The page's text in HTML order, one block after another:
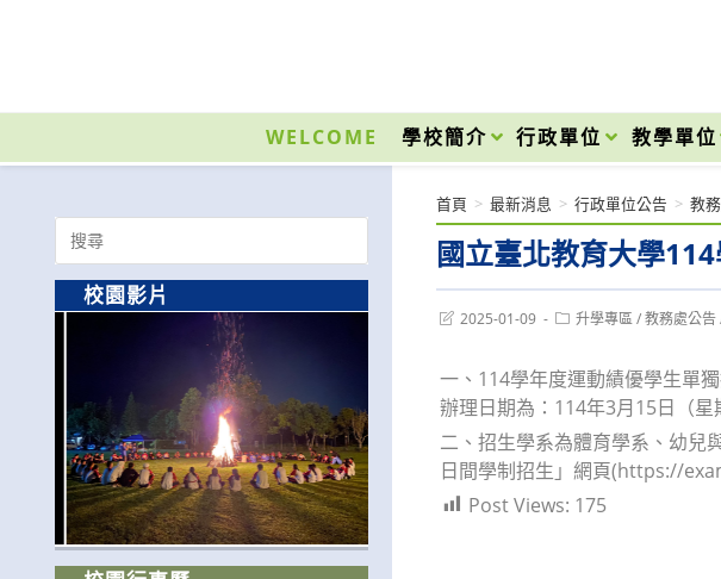
內
WELCOME 學校簡介 行政單位 教學單
國立臺北教育大學
首頁 > 最新消息 > 行政單位公告 > 教
Post2025-01-09
Post升學專區 / 教務處公告
一、114學年度運動績優學生單
辦理日期為：114年3月15日（星
二、招生學系為體育學系、幼兒
日間學制招生」網頁(https://
Post Views: 175
Search
for:
校園影片